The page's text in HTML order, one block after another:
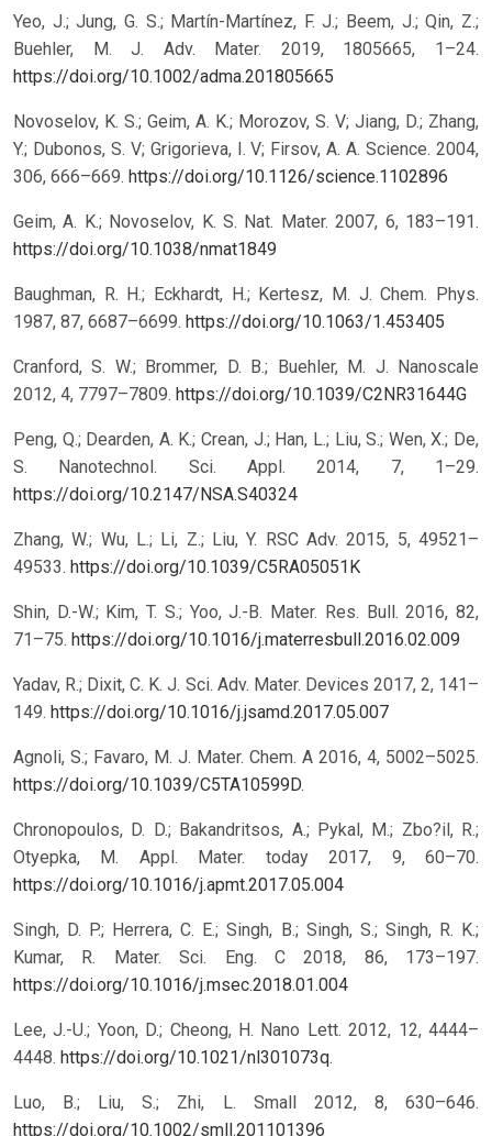
Yeo, J.; Jung, G. S.; Martín-Martínez, F. J.; Beem, J.; Qin, Z.;
Buehler, M. J. Adv. Mater. 2019, 1805665, 1–24.
https://doi.org/10.1002/adma.201805665
Novoselov, K. S.; Geim, A. K.; Morozov, S. V; Jiang, D.; Zhang,
Y.; Dubonos, S. V; Grigorieva, I. V; Firsov, A. A. Science. 2004,
306, 666–669. https://doi.org/10.1126/science.1102896
Geim, A. K.; Novoselov, K. S. Nat. Mater. 2007, 6, 183–191.
https://doi.org/10.1038/nmat1849
Baughman, R. H.; Eckhardt, H.; Kertesz, M. J. Chem. Phys.
1987, 87, 6687–6699. https://doi.org/10.1063/1.453405
Cranford, S. W.; Brommer, D. B.; Buehler, M. J. Nanoscale
2012, 4, 7797–7809. https://doi.org/10.1039/C2NR31644G
Peng, Q.; Dearden, A. K.; Crean, J.; Han, L.; Liu, S.; Wen, X.; De,
S. Nanotechnol. Sci. Appl. 2014, 7, 1–29.
https://doi.org/10.2147/NSA.S40324
Zhang, W.; Wu, L.; Li, Z.; Liu, Y. RSC Adv. 2015, 5, 49521–
49533. https://doi.org/10.1039/C5RA05051K
Shin, D.-W.; Kim, T. S.; Yoo, J.-B. Mater. Res. Bull. 2016, 82,
71–75. https://doi.org/10.1016/j.materresbull.2016.02.009
Yadav, R.; Dixit, C. K. J. Sci. Adv. Mater. Devices 2017, 2, 141–
149. https://doi.org/10.1016/j.jsamd.2017.05.007
Agnoli, S.; Favaro, M. J. Mater. Chem. A 2016, 4, 5002–5025.
https://doi.org/10.1039/C5TA10599D.
Chronopoulos, D. D.; Bakandritsos, A.; Pykal, M.; Zbo?il, R.;
Otyepka, M. Appl. Mater. today 2017, 9, 60–70.
https://doi.org/10.1016/j.apmt.2017.05.004
Singh, D. P.; Herrera, C. E.; Singh, B.; Singh, S.; Singh, R. K.;
Kumar, R. Mater. Sci. Eng. C 2018, 86, 173–197.
https://doi.org/10.1016/j.msec.2018.01.004
Lee, J.-U.; Yoon, D.; Cheong, H. Nano Lett. 2012, 12, 4444–
4448. https://doi.org/10.1021/nl301073q.
Luo, B.; Liu, S.; Zhi, L. Small 2012, 8, 630–646.
https://doi.org/10.1002/smll.201101396